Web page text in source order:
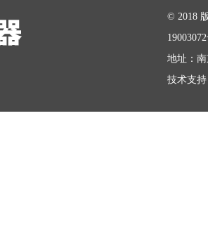
© 2018
地址：
技术支